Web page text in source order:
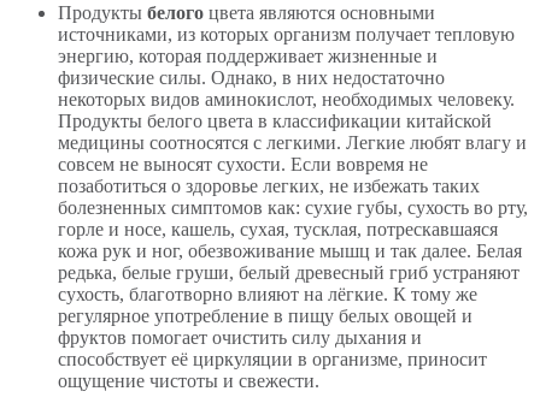
Продукты белого цвета являются основными
источниками, из которых организм получает тепловую
энергию, которая поддерживает жизненные и
физические силы. Однако, в них недостаточно
некоторых видов аминокислот, необходимых человеку.
Продукты белого цвета в классификации китайской
медицины соотносятся с легкими. Легкие любят влагу и
совсем не выносят сухости. Если вовремя не
позаботиться о здоровье легких, не избежать таких
болезненных симптомов как: сухие губы, сухость во рту,
горле и носе, кашель, сухая, тусклая, потрескавшаяся
кожа рук и ног, обезвоживание мышц и так далее. Белая
редька, белые груши, белый древесный гриб устраняют
сухость, благотворно влияют на лёгкие. К тому же
регулярное употребление в пищу белых овощей и
фруктов помогает очистить силу дыхания и
способствует её циркуляции в организме, приносит
ощущение чистоты и свежести.